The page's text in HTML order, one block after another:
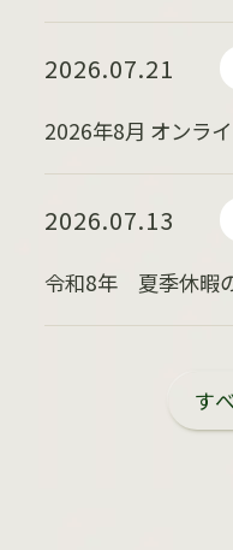
2026.07.21
2026年8月 オンラ
2026.07.13
令和8年 夏季休暇
す